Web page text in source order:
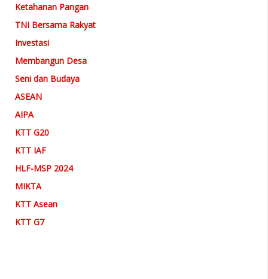
Ketahanan Pangan
TNI Bersama Rakyat
Investasi
Membangun Desa
Seni dan Budaya
ASEAN
AIPA
KTT G20
KTT IAF
HLF-MSP 2024
MIKTA
KTT Asean
KTT G7